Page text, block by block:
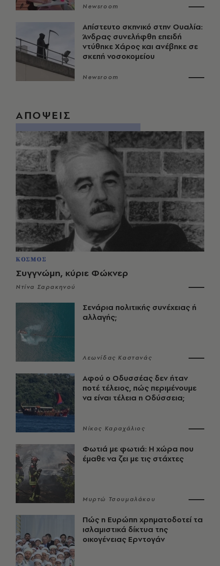
Newsroom
Απίστευτο σκηνικό στην Ουαλία:
Άνδρας συνελήφθη επειδή
ντύθηκε Χάρος και ανέβηκε σε
σκεπή νοσοκομείου
Newsroom
ΑΠΟΨΕΙΣ
ΚΟΣΜΟΣ
Συγγνώμη, κύριε Φώκνερ
Ντίνα Σαρακηνού
Σενάρια πολιτικής συνέχειας ή
αλλαγής;
Λεωνίδας Καστανάς
Αφού ο Οδυσσέας δεν ήταν
ποτέ τέλειος, πώς περιμένουμε
να είναι τέλεια η Οδύσσεια;
Νίκος Καραχάλιος
Φωτιά με φωτιά: Η χώρα που
έμαθε να ζει με τις στάχτες
Μυρτώ Τσουμαλάκου
Πώς η Ευρώπη χρηματοδοτεί τα
ισλαμιστικά δίκτυα της
οικογένειας Ερντογάν